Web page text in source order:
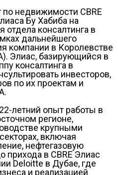
по недвижимости CBRE
Бу Хабиба на
отдела консалтинга в
дальнейшего
компании в Королевстве
Элиас, базирующийся в
консалтинга в
инвесторов,
по их проектам и
летний опыт работы в
регионе,
крупными
включая
нефтегазовую
прихода в CBRE Элиас
Deloitte в Дубае, где
и реализацией